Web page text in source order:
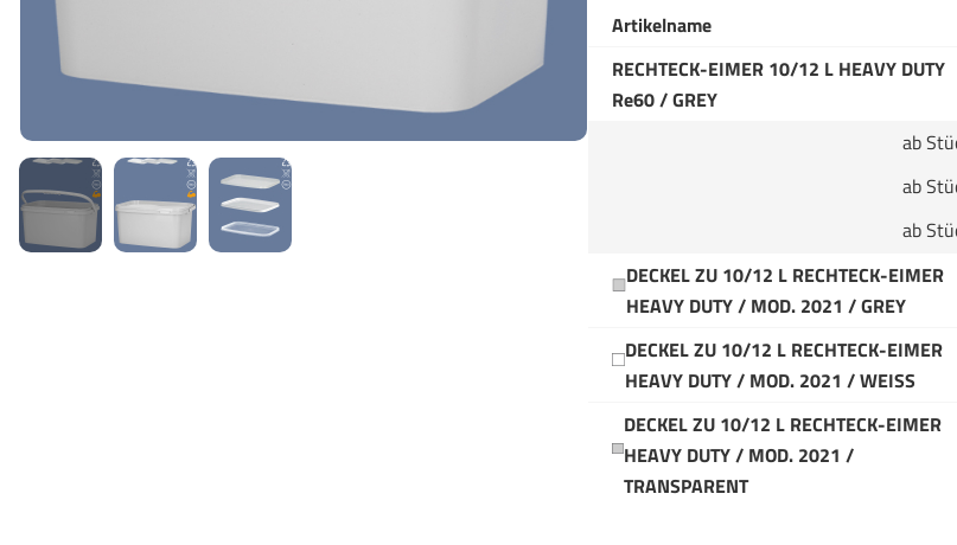
Artikelname
RECHTECK-EIMER 10/12 L HEAVY DUTY
Re60 / GREY
ab
ab
ab
DECKEL ZU 10/12 L RECHTECK-EIMER
HEAVY DUTY / MOD. 2021 / GREY
DECKEL ZU 10/12 L RECHTECK-EIMER
HEAVY DUTY / MOD. 2021 / WEISS
DECKEL ZU 10/12 L RECHTECK-EIMER
HEAVY DUTY / MOD. 2021 /
TRANSPARENT